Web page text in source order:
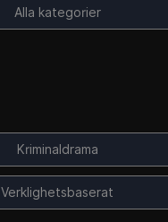
Alla kategorier
Kriminaldrama
Verklighetsbaserat